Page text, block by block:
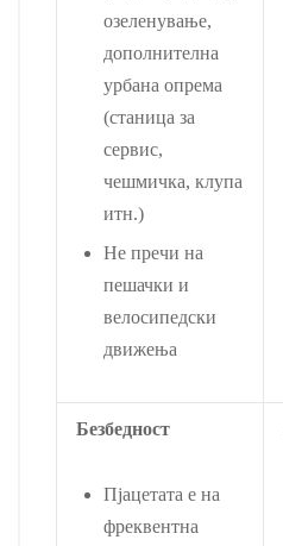
озеленување,
дополнителна
урбана опрема
(станица за
сервис,
чешмичка, клупа
итн.)
Не пречи на
пешачки и
велосипедски
движења
Безбедност
Пјацетата е на
фреквентна